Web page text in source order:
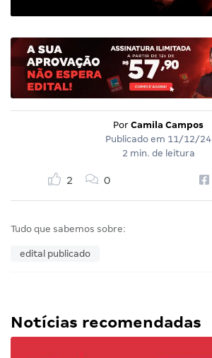
Por Camila Campos
Publicado em 11/12/24
2 min. de leitura
2 0
Tudo que sabemos sobre:
edital publicado
Notícias recomendadas